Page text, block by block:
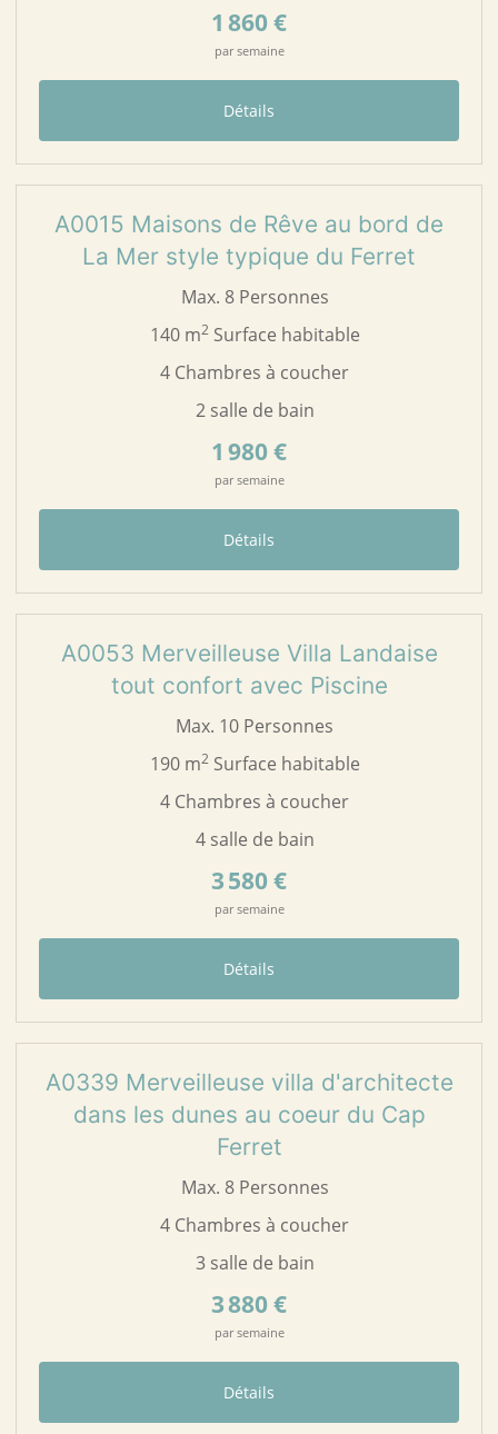
1 860 €
par semaine
Détails
76 A0015
A0015 Maisons de Rêve au bord de
La Mer style typique du Ferret
Max. 8 Personnes
140 m2Surface habitable
4 Chambres à coucher
2 salle de bain
1 980 €
par semaine
Détails
51 A0053
A0053 Merveilleuse Villa Landaise
tout confort avec Piscine
Max. 10 Personnes
190 m2Surface habitable
4 Chambres à coucher
4 salle de bain
3 580 €
par semaine
Détails
48 A0339
A0339 Merveilleuse villa d'architecte
dans les dunes au coeur du Cap
Ferret
Max. 8 Personnes
4 Chambres à coucher
3 salle de bain
3 880 €
par semaine
Détails